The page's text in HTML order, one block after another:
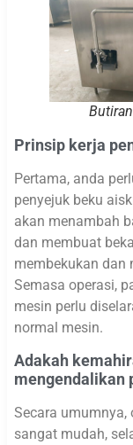
Prinsip kerja
Pertama, anda
penyejuk beku
akan menambah
dan membuat
membekukan dan
Semasa operasi,
mesin perlu
normal mesin.
Adakah
mengendalikan
Secara umumnya,
sangat mudah,